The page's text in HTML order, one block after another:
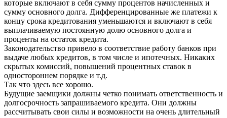
которые включают в себя сумму процентов начисленных и
сумму основного долга. Дифференцированные же платежи к
концу срока кредитования уменьшаются и включают в себя
выплачиваемую постоянную долю основного долга и
проценты на остаток кредита.
Законодательство привело в соответствие работу банков при
выдаче любых кредитов, в том числе и ипотечных. Никаких
скрытых комиссий, повышений процентных ставок в
одностороннем порядке и т.д.
Так что здесь все хорошо.
Будущие заемщики должны четко понимать ответственность и
долгосрочность запрашиваемого кредита. Они должны
рассчитывать свои силы и возможности на очень длительный